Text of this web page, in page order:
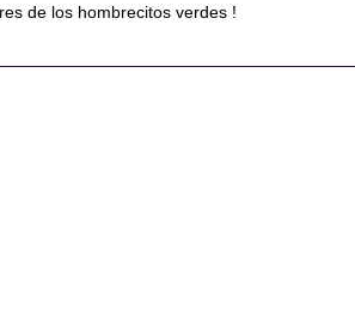
de los hombrecitos verdes !